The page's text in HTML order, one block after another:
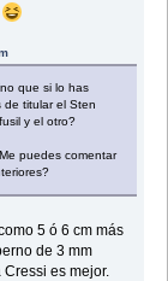
que si lo has
de titular el Sten
y el otro?
puedes comentar
5 ó 6 cm más
de 3 mm
es mejor.